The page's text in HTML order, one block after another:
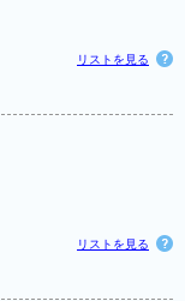
リストを見る
リストを見る